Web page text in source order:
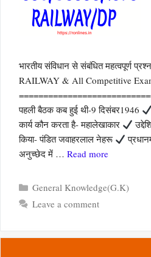
भारतीय संविधान से संबंधित महत्वपूर्ण
RAILWAY & All Competitive
पहली बैठक कब हुई थी-9 दिसंबर1946
कार्य कौन करता है- महालेखाकार
किया- पंडित जवाहरलाल नेहरू
अनुच्छेद में … Read more
Categories
General Knowledge(G.K)
Leave a comment